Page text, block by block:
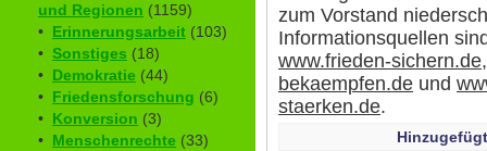
und Regionen (1159)
• Erinnerungsarbeit (103)
• Sonstiges (18)
• Demokratie (44)
• Friedensforschung (6)
• Konversion (3)
• Menschenrechte (33)
zum Vorstand
Informationsquellen
www.frieden-sichern.de
bekaempfen.de und
staerken.de.